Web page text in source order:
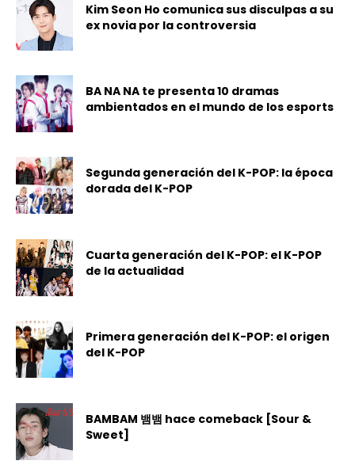
Kim Seon Ho comunica sus disculpas a su
ex novia por la controversia
BA NA NA te presenta 10 dramas
ambientados en el mundo de los esports
Segunda generación del K-POP: la época
dorada del K-POP
Cuarta generación del K-POP: el K-POP
de la actualidad
Primera generación del K-POP: el origen
del K-POP
BAMBAM 뱀뱀 hace comeback [Sour &
Sweet]